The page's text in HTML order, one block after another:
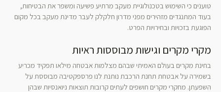
טוענים כי השימוש בטכנולוגיית מעקב מרתיע פשיעה ומשפר את הבטיחות,
בעוד המתנגדים מזהירים מפני מדרון חלקלק לעבר מדינת מעקב בכל מקום
הפוגעת בזכויות ובחירויות הפרט.
מקרי מקרים וגישות מבוססות ראיות
בחינת מקרים בעולם האמיתי שבהם מצלמות אבטחה מילאו תפקיד מכריע
בשמירה על אבטחת תחנת הרכבת נותנת לנו פרספקטיבה מבוססת על
השפעתן. מחקרי מקרים חושפים לעתים קרובות תוצאות ניואנסיות שבהן